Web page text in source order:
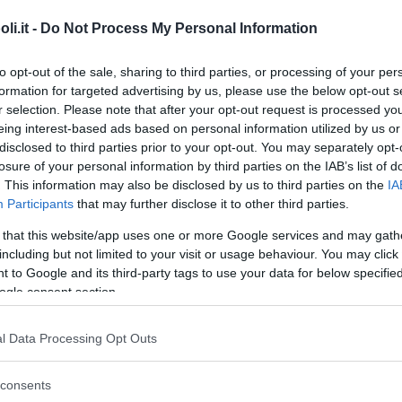
- Do Not Process My Personal Information
opt-out of the sale, sharing to third parties, or processing of your
for targeted advertising by us, please use the below opt-out
selection. Please note that after your opt-out request is processed
interest-based ads based on personal information utilized by us
to third parties prior to your opt-out. You may separately
of your personal information by third parties on the IAB’s list of
This information may also be disclosed by us to third parties on the
Participants that may further disclose it to other third parties.
that this website/app uses one or more Google services and may
but not limited to your visit or usage behaviour. You may
to Google and its third-party tags to use your data for below
consent section.
Data Processing Opt Outs
Commenti
Sezioni Principali
Bonaparte
Commento
Curiosità, capolavori, scritture di questo storico
Incontri didattici e propedeutici e visite